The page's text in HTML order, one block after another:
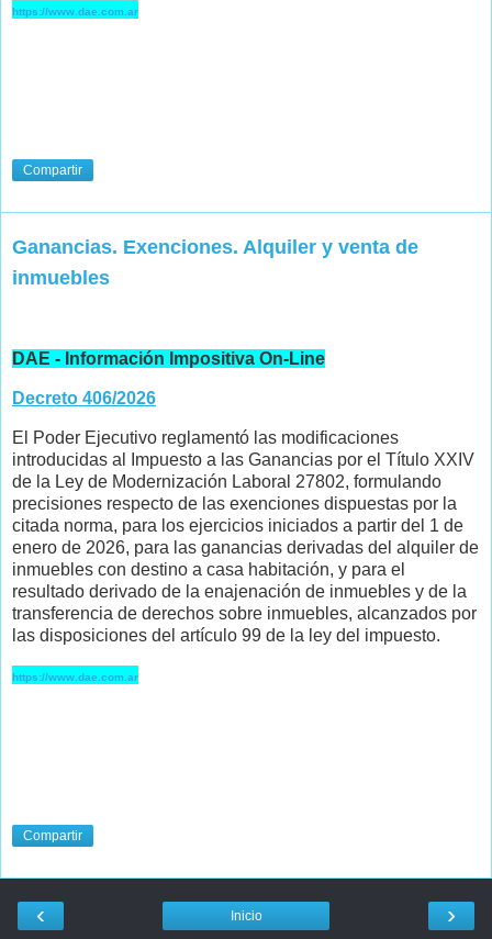
https://www.dae.com.ar
Compartir
Ganancias. Exenciones. Alquiler y venta de
inmuebles
DAE - Información Impositiva On-Line
Decreto 406/2026
El Poder Ejecutivo reglamentó las modificaciones
introducidas al Impuesto a las Ganancias por el Título XXIV
de la Ley de Modernización Laboral 27802, formulando
precisiones respecto de las exenciones dispuestas por la
citada norma, para los ejercicios iniciados a partir del 1 de
enero de 2026, para las ganancias derivadas del alquiler de
inmuebles con destino a casa habitación, y para el
resultado derivado de la enajenación de inmuebles y de la
transferencia de derechos sobre inmuebles, alcanzados por
las disposiciones del artículo 99 de la ley del impuesto.
https://www.dae.com.ar
Compartir
‹ ›
Inicio